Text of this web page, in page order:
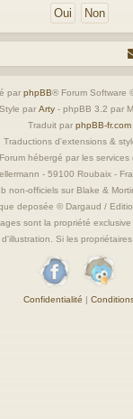
par phpBB® Forum Software
Style par Arty - phpBB 3.2 par
Traduit par phpBB-fr.com
Traductions d'extensions &
Forum hébergé par les services
- 59100 Roubaix -
non-officiels sur Blake &
deposée © Dargaud /
sont la propriété
Si les
Confidentialité |